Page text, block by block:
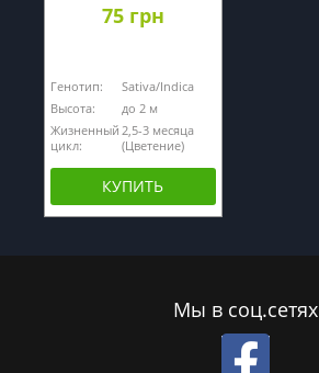
75 грн
Генотип:
Sativa/Indica
Высота:
до 2 м
Жизненный
цикл:
2,5-3 месяца
(Цветение)
КУПИТЬ
Мы в соц.сетях